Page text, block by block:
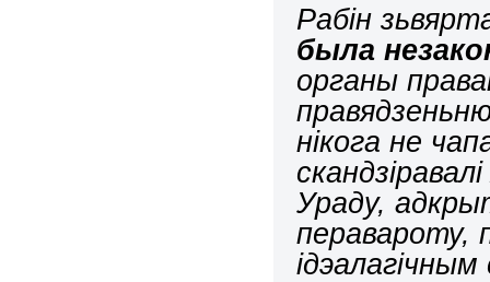
Рабін зь
была
органы
правядзень
нікога не
Ураду,
перавароту,